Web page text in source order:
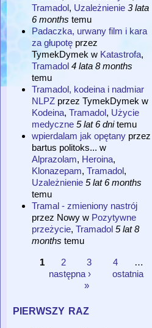
Tramadol, Uzależnienie 3 lata
6 months temu
Padaczka, urwany film i kara
za głupotę przez
TymekDymek w Katastrofa,
Tramadol 4 lata 8 months
temu
Tramadol, kodeina i nadmiar
NLPZ przez TymekDymek w
Kodeina, Tramadol, Użycie
medyczne 5 lat 6 dnitemu
wpierdalam jak opętany przez
bartus politoks... w
Alprazolam, Heroina,
Klonazepam, Tramadol,
Uzależnienie 5 lat 6 months
temu
Tramal - zmieniony nastrój
przez Nowy w Pozytywne
przeżycie, Tramadol 5 lat 8
months temu
Strony
1 2 3 4
…
następna ›
ostatnia
»
pierwszy raz